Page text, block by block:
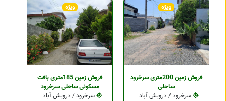
ویژه
فروش زمین 200متری سرخرود
ساحلی
سرخرود / درویش آباد
ویژه
فروش زمین 185متری بافت
مسکونی ساحلی سرخرود
سرخرود / درویش آباد